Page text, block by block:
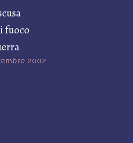
fuoco
2002